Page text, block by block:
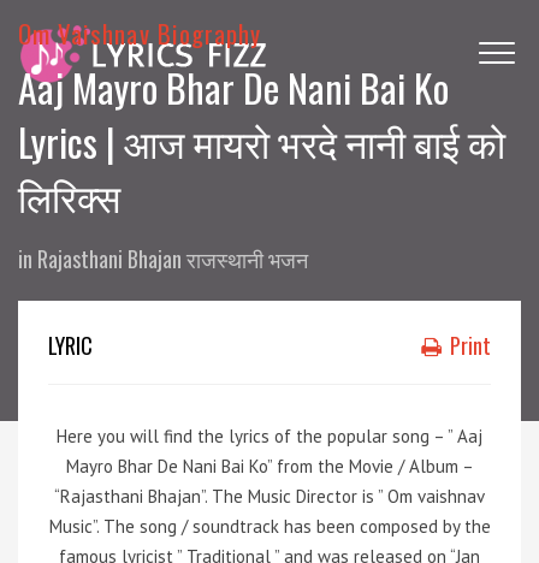
Om Vaishnav Biography
Aaj Mayro Bhar De Nani Bai Ko
Lyrics | आज मायरो भरदे नानी बाई को
लिरिक्स
in Rajasthani Bhajan राजस्थानी भजन
LYRIC Print
Here you will find the lyrics of the popular song – ” Aaj
Mayro Bhar De Nani Bai Ko” from the Movie / Album –
“Rajasthani Bhajan”. The Music Director is ” Om vaishnav
Music”. The song / soundtrack has been composed by the
famous lyricist ” Traditional ” and was released on “Jan